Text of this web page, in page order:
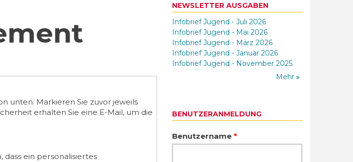
unten. Markieren Sie zuvor jeweils
erhalten Sie eine E-Mail, um die
dass ein personalisiertes
NEWSLETTER AUSGABEN
Infobrief Jugend - Juli 2026
Infobrief Jugend - Mai 2026
Infobrief Jugend - März 2026
Infobrief Jugend - Januar 2026
Infobrief Jugend - November 2025
Mehr
BENUTZERANMELDUNG
Benutzername *